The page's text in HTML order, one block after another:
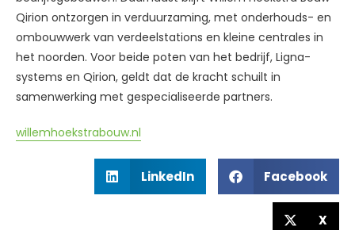
Qirion ontzorgen in verduurzaming, met onderhouds- en
ombouwwerk van verdeelstations en kleine centrales in
het noorden. Voor beide poten van het bedrijf, Ligna-
systems en Qirion, geldt dat de kracht schuilt in
samenwerking met gespecialiseerde partners.
willemhoekstrabouw.nl
LinkedIn Facebook
X